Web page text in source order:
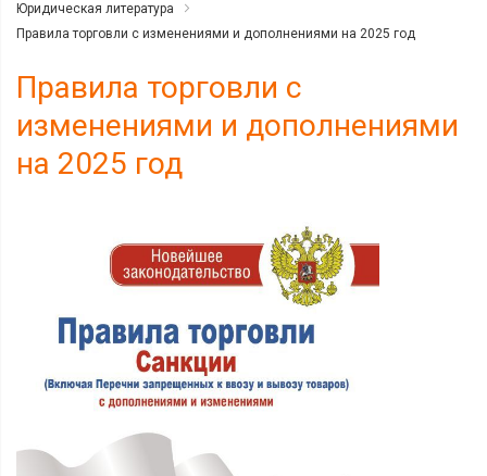
Юридическая литература
Правила торговли с изменениями и дополнениями на 2025 год
Правила торговли с
изменениями и дополнениями
на 2025 год